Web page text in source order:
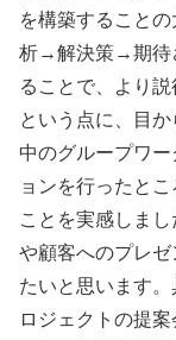
を構築すること
析→解決策→期待
ることで、より
という点に、目
中のグループワ
ョンを行ったと
ことを実感しま
や顧客へのプレ
たいと思います
ロジェクトの提